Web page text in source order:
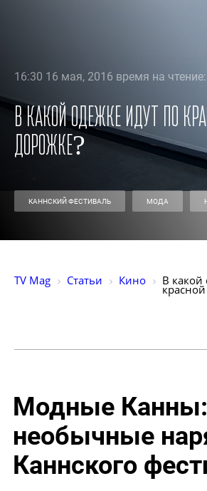
16:30 16 мая, 2016 время на
В какой одежке идут по
дорожке?
КАННСКИЙ ФЕСТИВАЛЬ МОДА
TV Mag Статьи Кино В какой
Модные
необычные
Каннского